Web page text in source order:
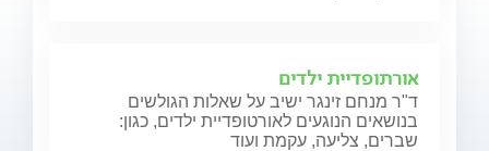
אורתופדיית ילדים
ד"ר מנחם זינגר ישיב על שאלות הגולשים
בנושאים הנוגעים לאורטופדיית ילדים, כגון:
שברים, צליעה, עקמת ועוד